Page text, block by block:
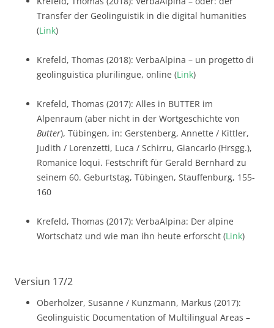
Transfer der Geolinguistik in die digital humanities
(Link)
Krefeld, Thomas (2018): VerbaAlpina – un progetto di
geolinguistica plurilingue, online (Link)
Krefeld, Thomas (2017): Alles in BUTTER im
Alpenraum (aber nicht in der Wortgeschichte von
Butter), Tübingen, in: Gerstenberg, Annette / Kittler,
Judith / Lorenzetti, Luca / Schirru, Giancarlo (Hrsgg.),
Romanice loqui. Festschrift für Gerald Bernhard zu
seinem 60. Geburtstag, Tübingen, Stauffenburg, 155-
160
Krefeld, Thomas (2017): VerbaAlpina: Der alpine
Wortschatz und wie man ihn heute erforscht (Link)
Versiun 17/2
Oberholzer, Susanne / Kunzmann, Markus (2017):
Geolinguistic Documentation of Multilingual Areas –